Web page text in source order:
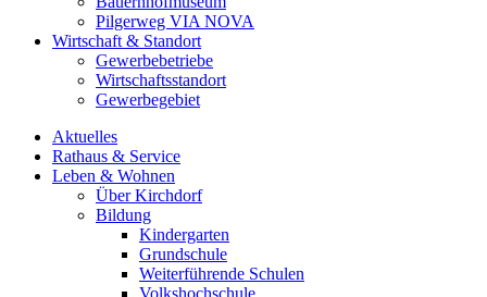
Pilgerweg VIA NOVA
Wirtschaft & Standort
Gewerbebetriebe
Wirtschaftsstandort
Gewerbegebiet
Aktuelles
Rathaus & Service
Leben & Wohnen
Über Kirchdorf
Bildung
Kindergarten
Grundschule
Weiterführende Schulen
Volkshochschule